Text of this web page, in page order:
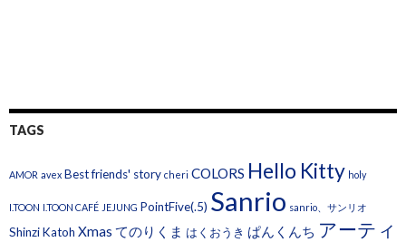
TAGS
AMOR avex Best friends' story cheri COLORS Hello Kitty holy
I.TOON I.TOON CAFÉ JEJUNG PointFive(.5) Sanrio sanrio、サンリオ
Shinzi Katoh Xmas てのりくま はくおうき ぱんくんち アーティ